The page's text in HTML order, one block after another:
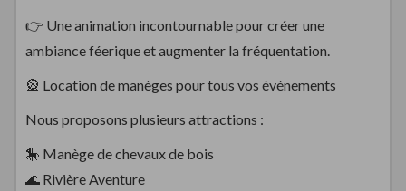
👉 Une animation incontournable pour créer une
ambiance féerique et augmenter la fréquentation.
🎡 Location de manèges pour tous vos événements
Nous proposons plusieurs attractions :
🎠 Manège de chevaux de bois
🌊 Rivière Aventure